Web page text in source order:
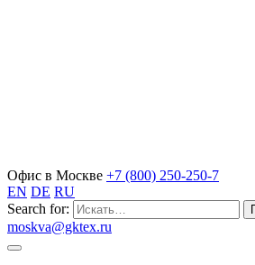
Офис в Москве +7 (800) 250-250-7
EN DE RU
Search for:
moskva@gktex.ru